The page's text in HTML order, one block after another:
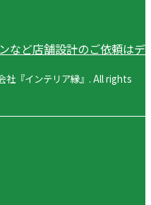
など店舗設計のご依頼は
『インテリア縁』. All rights